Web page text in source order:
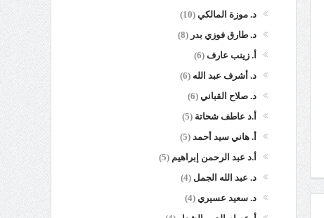
د. موزة المالكي (10)
د. طارق فوزي بدر (8)
أ. زينب عارف (6)
د. أشرف عبد الله (6)
د. صلاح القباني (6)
أ.د عاطف شحاتة (5)
أ. هاني سيد أحمد (5)
أ.د عبد الرحمن إبراهيم (5)
د. عبد الله الجمل (4)
د. سعيد عسيري (4)